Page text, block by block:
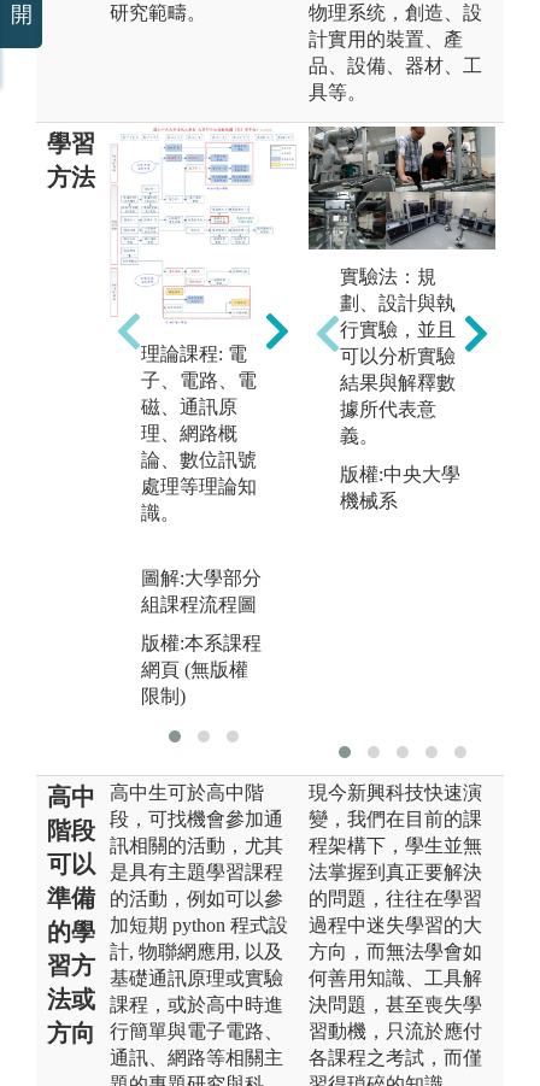
研究範疇。
物理系统，創造、設
計實用的裝置、產
品、設備、器材、工
具等。
學習
方法
理論課程: 電
子、電路、電
磁、通訊原
理、網路概
論、數位訊號
處理等理論知
識。
圖解:大學部分
組課程流程圖
版權:本系課程
網頁 (無版權
限制)
實驗課程: 透過
實驗課程，驗
證理論課程所
學，通訊原理
實驗、網路實
驗。
實驗法：規
劃、設計與執
行實驗，並且
可以分析實驗
結果與解釋數
據所代表意
義。
版權:中央大學
機械系
高中
階段
可以
準備
的學
習方
法或
方向
高中生可於高中階
段，可找機會參加通
訊相關的活動，尤其
是具有主題學習課程
的活動，例如可以參
加短期 python 程式設
計, 物聯網應用, 以及
基礎通訊原理或實驗
課程，或於高中時進
行簡單與電子電路、
通訊、網路等相關主
現今新興科技快速演
變，我們在目前的課
程架構下，學生並無
法掌握到真正要解決
的問題，往往在學習
過程中迷失學習的大
方向，而無法學會如
何善用知識、工具解
決問題，甚至喪失學
習動機，只流於應付
各課程之考試，而僅
開